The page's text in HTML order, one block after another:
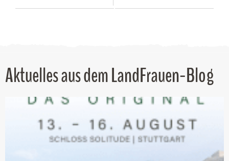
Aktuelles aus dem LandFrauen-Blog